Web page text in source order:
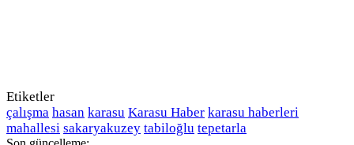
Etiketler
çalışma hasan karasu Karasu Haber karasu haberleri
mahallesi sakaryakuzey tabiloğlu tepetarla